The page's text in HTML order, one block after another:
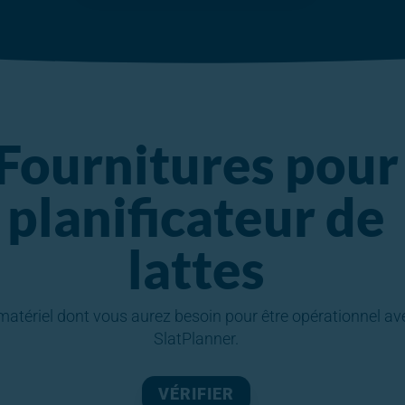
pour
planificateur de
lattes
dont vous aurez besoin pour être opérationnel
SlatPlanner.
VÉRIFIER